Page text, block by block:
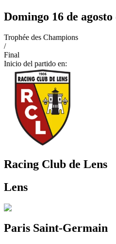
Domingo 16 de agosto
Trophée des Champions
/
Final
Inicio del partido en:
Racing Club de Lens
Lens
Paris Saint-Germain